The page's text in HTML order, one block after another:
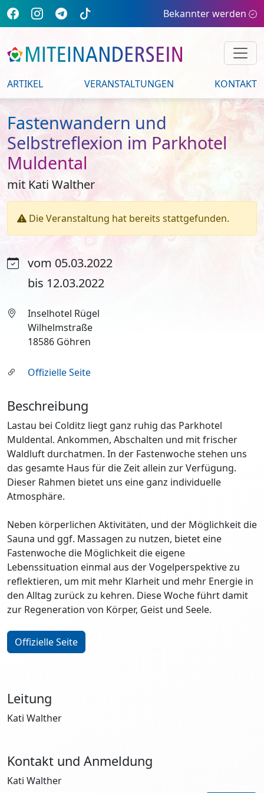
Bekannter werden
ARTIKEL VERANSTALTUNGEN KONTAKT
Fastenwandern und
Selbstreflexion im Parkhotel
Muldental
mit Kati Walther
Die Veranstaltung hat bereits stattgefunden.
vom 05.03.2022
bis 12.03.2022
Inselhotel Rügel
Wilhelmstraße
18586 Göhren
Offizielle Seite
Beschreibung
Lastau bei Colditz liegt ganz ruhig das Parkhotel
Muldental. Ankommen, Abschalten und mit frischer
Waldluft durchatmen. In der Fastenwoche stehen uns
das gesamte Haus für die Zeit allein zur Verfügung.
Dieser Rahmen bietet uns eine ganz individuelle
Atmosphäre.
Neben körperlichen Aktivitäten, und der Möglichkeit die
Sauna und ggf. Massagen zu nutzen, bietet eine
Fastenwoche die Möglichkeit die eigene
Lebenssituation einmal aus der Vogelperspektive zu
reflektieren, um mit mehr Klarheit und mehr Energie in
den Alltag zurück zu kehren. Diese Woche führt damit
zur Regeneration von Körper, Geist und Seele.
Offizielle Seite
Leitung
Kati Walther
Kontakt und Anmeldung
Kati Walther